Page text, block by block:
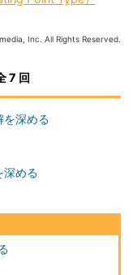
Inc. All Rights Reserved.
7 回
を深める
深める